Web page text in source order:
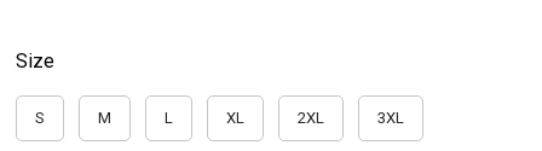
Size
S M L XL 2XL 3XL